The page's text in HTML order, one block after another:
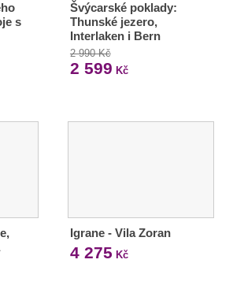
s
Švýcarské poklady:
Thunské jezero,
Interlaken i Bern
2 990 Kč
2 599 Kč
Igrane - Vila Zoran
4 275 Kč